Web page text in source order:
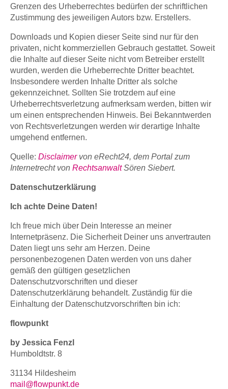
Grenzen des Urheberrechtes bedürfen der schriftlichen
Zustimmung des jeweiligen Autors bzw. Erstellers.
Downloads und Kopien dieser Seite sind nur für den
privaten, nicht kommerziellen Gebrauch gestattet. Soweit
die Inhalte auf dieser Seite nicht vom Betreiber erstellt
wurden, werden die Urheberrechte Dritter beachtet.
Insbesondere werden Inhalte Dritter als solche
gekennzeichnet. Sollten Sie trotzdem auf eine
Urheberrechtsverletzung aufmerksam werden, bitten wir
um einen entsprechenden Hinweis. Bei Bekanntwerden
von Rechtsverletzungen werden wir derartige Inhalte
umgehend entfernen.
Quelle: Disclaimer von eRecht24, dem Portal zum
Internetrecht von Rechtsanwalt Sören Siebert.
Datenschutzerklärung
Ich achte Deine Daten!
Ich freue mich über Dein Interesse an meiner
Internetpräsenz. Die Sicherheit Deiner uns anvertrauten
Daten liegt uns sehr am Herzen. Deine
personenbezogenen Daten werden von uns daher
gemäß den gültigen gesetzlichen
Datenschutzvorschriften und dieser
Datenschutzerklärung behandelt. Zuständig für die
Einhaltung der Datenschutzvorschriften bin ich:
flowpunkt
by Jessica Fenzl
Humboldtstr. 8
31134 Hildesheim
mail@flowpunkt.de